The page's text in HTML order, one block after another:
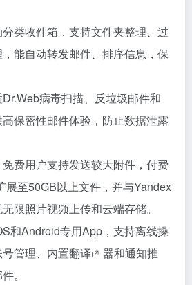
分类收件箱，支持文件夹整理、过
能自动转发邮件、排序信息，保
Dr.Web病毒扫描、反垃圾邮件和
保密性邮件体验，防止数据泄露
免费用户支持发送较大附件，付费
展至50GB以上文件，并与Yandex
限照片视频上传和云端存储。
和Android专用App，支持离线操
管理、内置翻译
器和通知推
。